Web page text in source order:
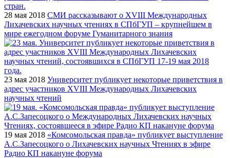
28 мая 2018 СМИ рассказывают о XVIII Международных
Лихачевских научных чтениях в СПбГУП – крупнейшем в
мире ежегодном форуме Гуманитарного знания
23 мая 2018 Университет публикует некоторые приветствия в
адрес участников XVIII Международных Лихачевских
научных чтений
19 мая 2018 «Комсомольская правда» публикует выступление
А.С.Запесоцкого о Лихачевских научных Чтениях в эфире
Радио КП накануне форума